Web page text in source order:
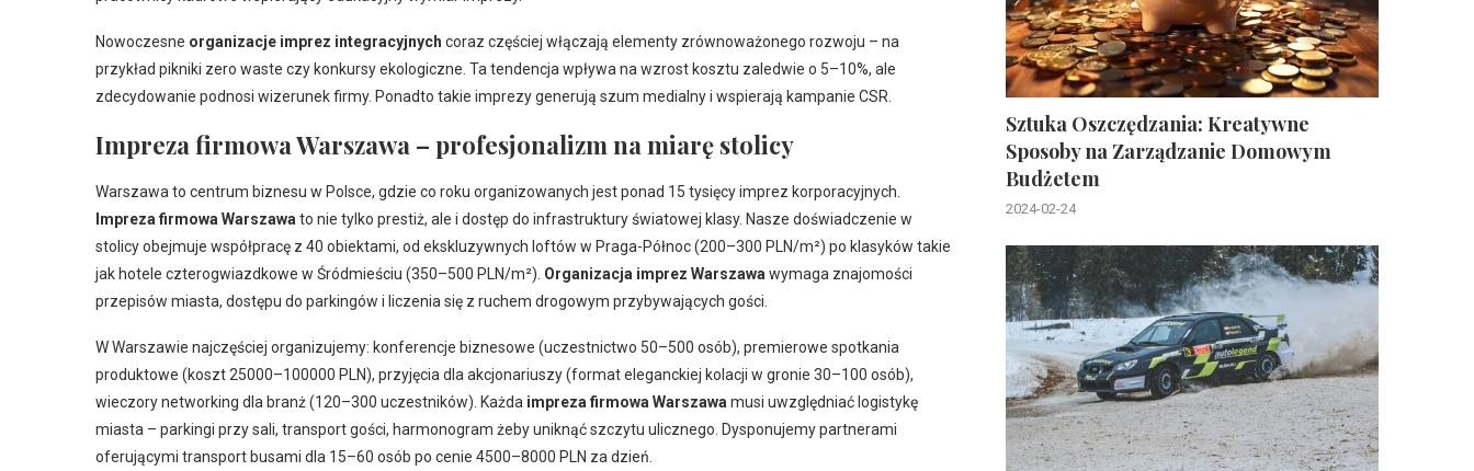
Nowoczesne organizacje imprez integracyjnych coraz częściej włączają elementy zrównoważonego rozwoju – na
przykład pikniki zero waste czy konkursy ekologiczne. Ta tendencja wpływa na wzrost kosztu zaledwie o 5–10%, ale
zdecydowanie podnosi wizerunek firmy. Ponadto takie imprezy generują szum medialny i wspierają kampanie CSR.
Impreza firmowa Warszawa – profesjonalizm na miarę stolicy
Warszawa to centrum biznesu w Polsce, gdzie co roku organizowanych jest ponad 15 tysięcy imprez korporacyjnych.
Impreza firmowa Warszawa to nie tylko prestiż, ale i dostęp do infrastruktury światowej klasy. Nasze doświadczenie w
stolicy obejmuje współpracę z 40 obiektami, od ekskluzywnych loftów w Praga-Północ (200–300 PLN/m²) po klasyków takie
jak hotele czterogwiazdkowe w Śródmieściu (350–500 PLN/m²). Organizacja imprez Warszawa wymaga znajomości
przepisów miasta, dostępu do parkingów i liczenia się z ruchem drogowym przybywających gości.
W Warszawie najczęściej organizujemy: konferencje biznesowe (uczestnictwo 50–500 osób), premierowe spotkania
produktowe (koszt 25000–100000 PLN), przyjęcia dla akcjonariuszy (format eleganckiej kolacji w gronie 30–100 osób),
wieczory networking dla branż (120–300 uczestników). Każda impreza firmowa Warszawa musi uwzględniać logistykę
miasta – parkingi przy sali, transport gości, harmonogram żeby uniknąć szczytu ulicznego. Dysponujemy partnerami
oferującymi transport busami dla 15–60 osób po cenie 4500–8000 PLN za dzień.
Sztuka Oszczędzania: Kreatywne
Sposoby na Zarządzanie Domowym
Budżetem
2024-02-24